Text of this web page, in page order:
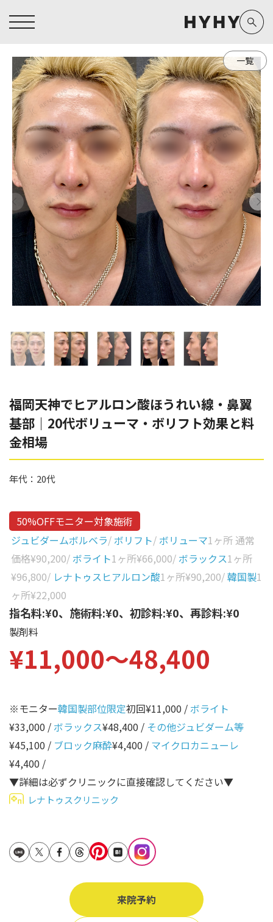
ヒアルロン酸注入症例一覧
医療脱毛症例一覧
アートメイク症例一覧
クリニック一覧
医師一覧
看護師一覧
新着情報
運営元情報
よくあるご質問
お問い合わせ
プライバシーポリシー
未成年の方へ
規約
コラム
ヒアルロン酸注入 医療脱毛
Doctor
担当医師から探す
副田 周
高橋 希
東山 麻伊子
松村 仁
泉 洋平
辻橋 勇祐
Parts
部位から探す
額
こめかみ
眉間
涙袋
眼窩縁（目の下）
ゴルゴライン
鼻
ほうれい線
鼻翼基部
頬
口角
顎
ヒアルロン酸リフトアッ
プ
鎖骨
Preparation
製剤から探す
ザーフ(XERF)
ボラックス
ボリューマ
ボリフト
ボルベラ
ボライト
ダイヤモンドフィール/ピ
ネハ
リジュラン
ゴウリ
糸リフト
Gender
性別から探す
女性
男性
10代
40代
70代
80代
90代
一覧
福岡天神でヒアルロン酸ほうれい線・鼻翼
基部｜20代ボリューマ・ボリフト効果と料
金相場
年代： 20代
50%OFFモニター対象施術
ジュビダームボルベラ/ ボリフト/ ボリューマ1ヶ所 通常
価格¥90,200/ ボライト1ヶ所¥66,000/ ボラックス1ヶ所
¥96,800/ レナトゥスヒアルロン酸1ヶ所¥90,200/韓国製1
ヶ所¥22,000
指名料:¥0、施術料:¥0、初診料:¥0、再診料:¥0
製剤料
¥11,000〜48,400
※モニター韓国製部位限定初回¥11,000 / ボライト
¥33,000 / ボラックス¥48,400 / その他ジュビダーム等
¥45,100 / ブロック麻酔¥4,400 / マイクロカニューレ
¥4,400 /
▼詳細は必ずクリニックに直接確認してください▼
レナトゥスクリニック
来院予約